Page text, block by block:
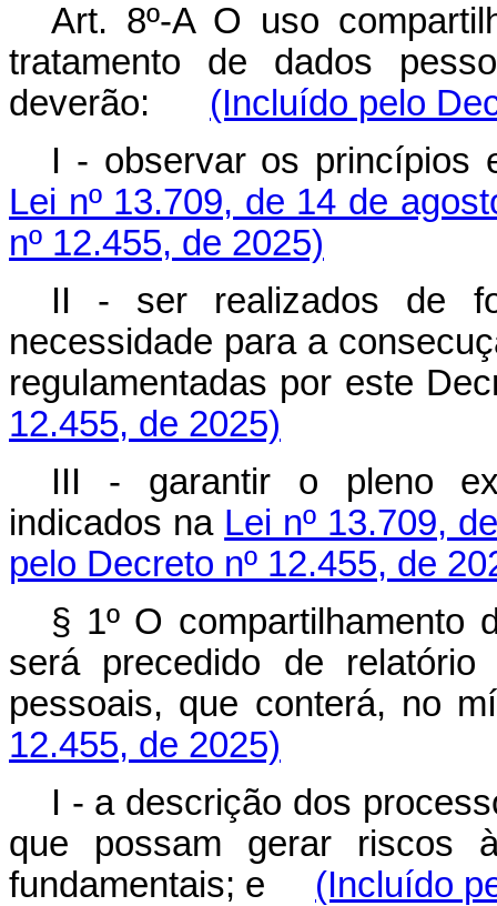
Art. 8º-A O uso
tratamento de dados
deverão: (Incluído pelo
I - observar os princípios
Lei nº 13.709, de 14 de
nº 12.455, de 2025)
II - ser realizados de
necessidade para a
regulamentadas por este
12.455, de 2025)
III - garantir o pleno
indicados na Lei nº 13.709,
pelo Decreto nº 12.455, de
§ 1º O compartilhamento
será precedido de
pessoais, que conterá,
12.455, de 2025)
I - a descrição dos
que possam gerar riscos
fundamentais; e (Incluído